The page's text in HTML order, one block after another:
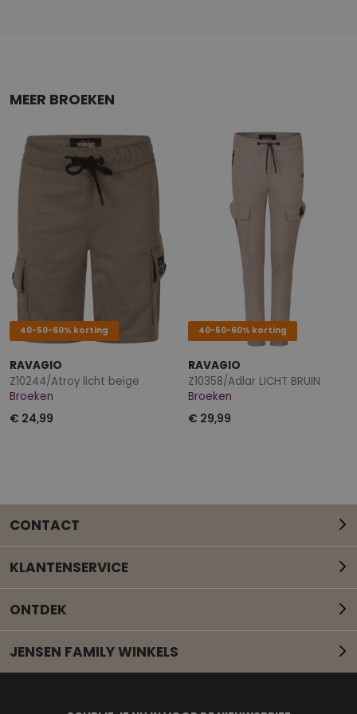
MEER BROEKEN
40-50-60% korting
RAVAGIO
Z10244/Atroy licht beige
Broeken
€ 24,99
40-50-60% korting
RAVAGIO
Z10358/Adlar LICHT BRUIN
Broeken
€ 29,99
CONTACT
Mail onze klantenservice
KLANTENSERVICE
ONTDEK
JENSEN FAMILY WINKELS